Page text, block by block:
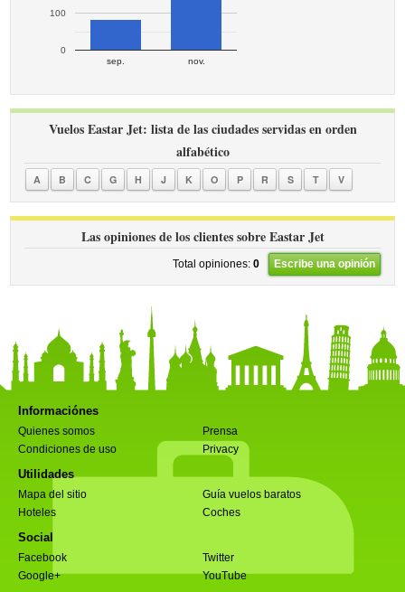
sep. nov.
0
100
Vuelos Eastar Jet: lista de las ciudades servidas en orden
alfabético
A B C G H J K O P R S T V
Las opiniones de los clientes sobre Eastar Jet
Total opiniones: 0 Escribe una opinión
Informaciónes
Quienes somos
Prensa
Condiciones de uso
Privacy
Utilidades
Mapa del sitio
Guía vuelos baratos
Hoteles
Coches
Social
Facebook
Twitter
Google+
YouTube